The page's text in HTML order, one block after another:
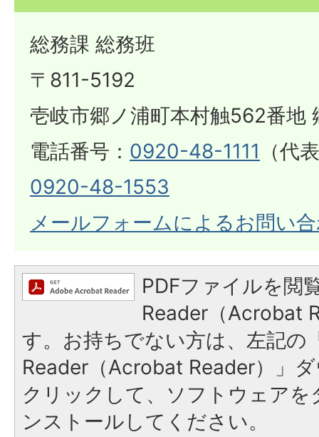
総務課 総務班
〒811-5192
壱岐市郷ノ浦町本村触562番地
電話番号： 0920-48-1111 （代
0920-48-1553
メールフォームによるお問い
PDFファイルを閲
Reader（Acrobat
す。お持ちでない方は、左記の
Reader（Acrobat Reader）」
クリックして、ソフトウェア
ンストールしてください。